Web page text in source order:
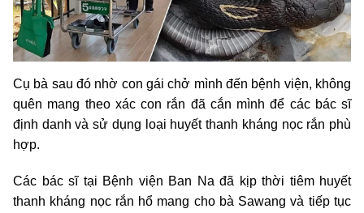
Cụ bà sau đó nhờ con gái chở mình đến bệnh viện, không
quên mang theo xác con rắn đã cắn mình để các bác sĩ
định danh và sử dụng loại huyết thanh kháng nọc rắn phù
hợp.
Các bác sĩ tại Bệnh viện Ban Na đã kịp thời tiêm huyết
thanh kháng nọc rắn hổ mang cho bà Sawang và tiếp tục